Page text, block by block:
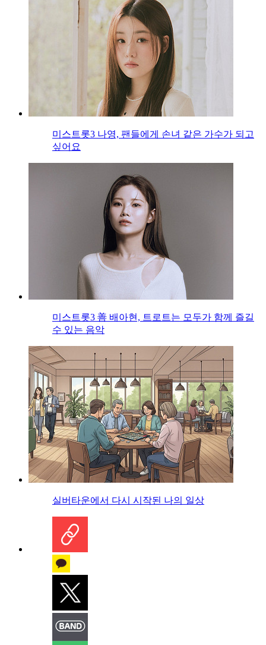
미스트롯3 나영, 팬들에게 손녀 같은 가수가 되고
싶어요
미스트롯3 善 배아현, 트로트는 모두가 함께 즐길
수 있는 음악
실버타운에서 다시 시작된 나의 일상